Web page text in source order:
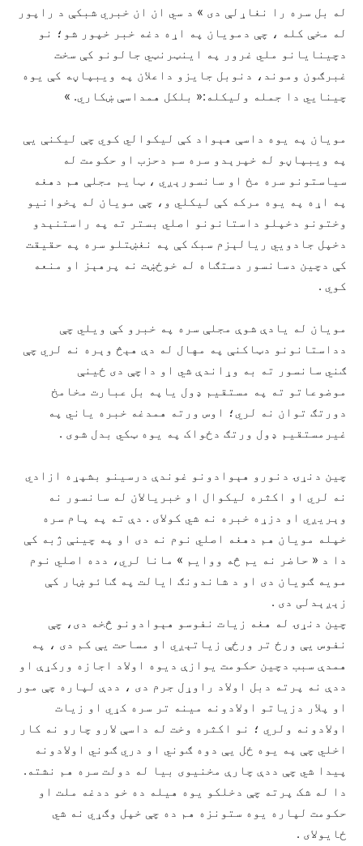
له بل سره را نغاړلې دی » د سي ان ان خبري شبکې د راپور
له مخې کله ، چې دمویان په اړه دغه خبر خپور شو؛ نو
دچینایانو ملي غرور په اینټرنټي جالونو کې سخت
غبرګون وموند، دنوبل جایزو داعلان په ویبپاڼه کې یوه
چينايي دا جمله ولیکله:« بلکل همداسې ښکاري. »
مویان په یوه داسې هېواد کې لیکوالي کوي چې لیکنې یې
په ویبپاڼو له خپرېدو سره سم دحزب او حکومت له
سیاستونو سره مخ او سانسورېږي ، ټایم مجلې هم دهغه
په اړه په یوه مرکه کې لیکلي و، چې مویان له پخوانیو
وختونو دخپلو داستانونو اصلي بستر ته په راستنېدو
دخپل جادويي ریالېزم سبک کې په نغښتلو سره په حقیقت
کې دچین دسانسور دستګاه له خوځښت نه پرهېز او منعه
کوي .
مویان له یادې شوې مجلې سره په خبرو کې ویلي چې
دداستانونو دټاکنې په مهال له دې هېڅ وېره نه لري چې
ګني سانسور ته به وړاندې شي او داچې دی ځینې
موضوعاتو ته په مستقیم ډول یاپه بل عبارت مخامخ
دورتګ توان نه لري؛ اوس ورته همدغه خبره یاني په
غیرمستقیم ډول ورتګ دځواک په یوه ټکي بدل شوی .
چین دنړۍ دنورو هېوادونو غوندې درسینو بشپړه ازادي
نه لري او اکثره لیکوال او خبریالان له سانسور نه
وېريږي او دزړه خبره نه شي کولای . دې ته په پام سره
خپله مویان هم دهغه اصلي نوم نه دی او په چینې ژبه کې
دا د « حاضر نه یم څه ووایم » مانا لري، دده اصلي نوم
مویه ګویان دی او د شاندونګ ایالت په ګائو ښار کې
زېږېدلی دی .
چین دنړۍ له هغه زیات نفوسو هېوادونو څخه دی، چې
نفوس یې ورځ تر ورځې زیاتېږي او مساحت یې کم دی ، په
همدې سبب دچین حکومت یوازې دیوه اولاد اجازه ورکړې او
ددې نه پرته دبل اولاد راوړل جرم دی ، ددې لپاره چې مور
او پلار دزیاتو اولادونه مینه تر سره کړي او زیات
اولادونه ولري ؛ نو اکثره وخت له داسې لارو چارو نه کار
اخلي چې په یوه ځل یې دوه ګوني او دري ګوني اولادونه
پیدا شي چې ددې چارې مخنیوی بیا له دولت سره هم نشته.
دا له شک پرته چې دخلکو یوه هیله ده خو ددغه ملت او
حکومت لپاره یوه ستونزه هم ده چې خپل وګړي نه شي
ځایولای .